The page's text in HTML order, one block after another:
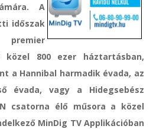
A
időszak
800 ezer háztartásban,
a Hannibal harmadik évada, az
évada, vagy a Hidegsebész
csatorna élő műsora a közel
MinDig TV Applikációban